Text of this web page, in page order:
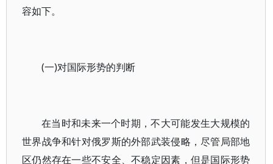
容如下。
(一)对国际形势的判断
在当时和未来一个时期，不大可能发生大规模的
世界战争和针对俄罗斯的外部武装侵略，尽管局部地
区仍然存在一些不安全、不稳定因素，但是国际形势